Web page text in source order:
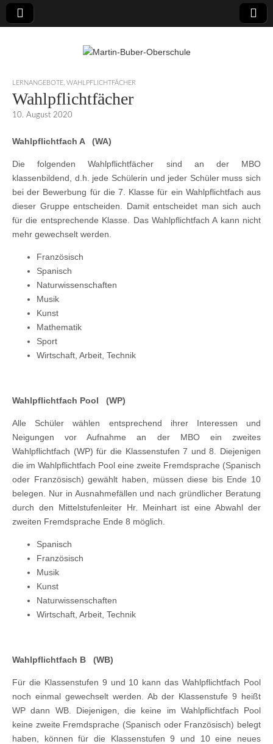
Martin-Buber-
Oberschule
LERNANGEBOTE WAHLPFLICHTFÄCHER
Wahlpflichtfächer
10. August 2020
Wahlpflichtfach A (WA)
Die folgenden Wahlpflichtfächer sind an der MBO
klassenbildend, d.h. jede Schülerin und jeder Schüler muss sich
bei der Bewerbung für die 7. Klasse für ein Wahlpflichtfach aus
dieser Gruppe entscheiden. Damit entscheidet man sich auch
für die entsprechende Klasse. Das Wahlpflichtfach A kann nicht
mehr gewechselt werden.
Französisch
Spanisch
Naturwissenschaften
Musik
Kunst
Mathematik
Sport
Wirtschaft, Arbeit, Technik
Wahlpflichtfach Pool (WP)
Alle Schüler wählen entsprechend ihrer Interessen und
Neigungen vor Aufnahme an der MBO ein zweites
Wahlpflichtfach (WP) für die Klassenstufen 7 und 8. Diejenigen
die im Wahlpflichtfach Pool eine zweite Fremdsprache (Spanisch
oder Französisch) gewählt haben, müssen diese bis Ende 10
belegen. Nur in Ausnahmefällen und nach gründlicher Beratung
durch den Mittelstufenleiter Hr. Meinhart ist eine Abwahl der
zweiten Fremdsprache Ende 8 möglich.
Spanisch
Französisch
Musik
Kunst
Naturwissenschaften
Wirtschaft, Arbeit, Technik
Wahlpflichtfach B (WB)
Für die Klassenstufen 9 und 10 kann das Wahlpflichtfach Pool
noch einmal gewechselt werden. Ab der Klassenstufe 9 heißt
WP dann WB. Diejenigen, die keine im Wahlpflichtfach Pool
keine zweite Fremdsprache (Spanisch oder Französisch) belegt
haben, können für die Klassenstufen 9 und 10 eine neues